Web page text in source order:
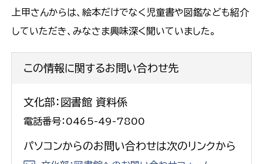
上甲さんからは、絵本だけでなく児童書や図鑑なども紹介
していただき、みなさま興味深く聞いていました。
この情報に関するお問い合わせ先
文化部：図書館 資料係
電話番号：0465-49-7800
パソコンからのお問い合わせは次のリンクから